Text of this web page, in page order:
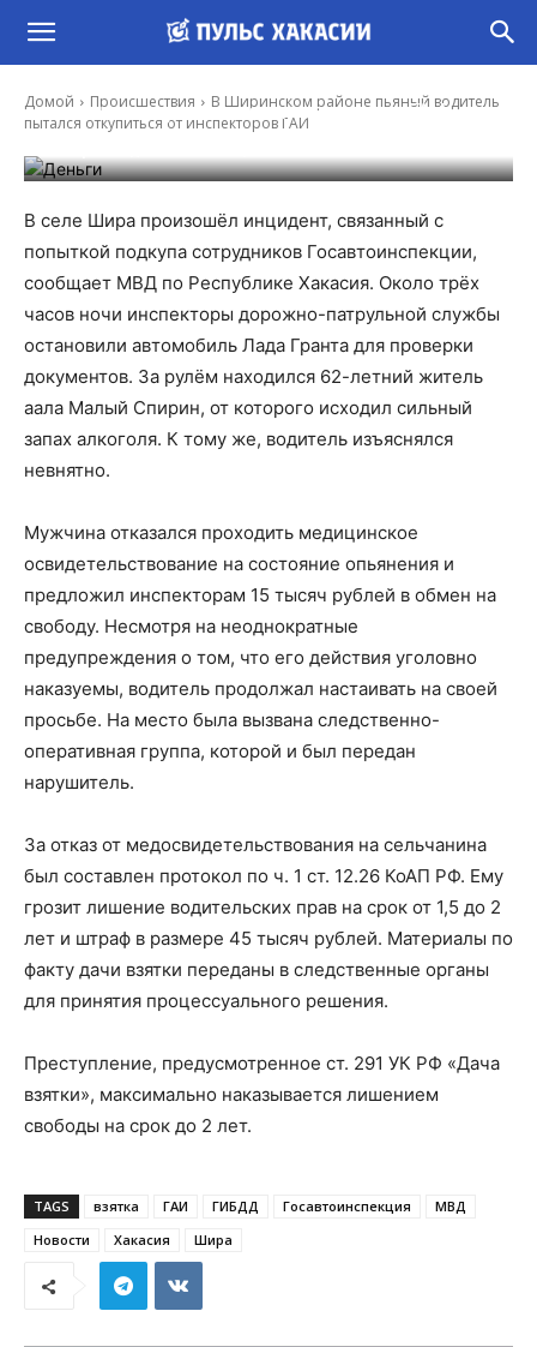
Домой Происшествия
В Ширинском районе пьяный водитель
пытался откупиться от инспекторов ГАИ
пытался откупиться от инспекторов ГАИ
В селе Шира произошёл инцидент, связанный с
попыткой подкупа сотрудников Госавтоинспекции,
сообщает МВД по Республике Хакасия. Около трёх
часов ночи инспекторы дорожно-патрульной службы
остановили автомобиль Лада Гранта для проверки
документов. За рулём находился 62-летний житель
аала Малый Спирин, от которого исходил сильный
запах алкоголя. К тому же, водитель изъяснялся
невнятно.
Мужчина отказался проходить медицинское
освидетельствование на состояние опьянения и
предложил инспекторам 15 тысяч рублей в обмен на
свободу. Несмотря на неоднократные
предупреждения о том, что его действия уголовно
наказуемы, водитель продолжал настаивать на своей
просьбе. На место была вызвана следственно-
оперативная группа, которой и был передан
нарушитель.
За отказ от медосвидетельствования на сельчанина
был составлен протокол по ч. 1 ст. 12.26 КоАП РФ. Ему
грозит лишение водительских прав на срок от 1,5 до 2
лет и штраф в размере 45 тысяч рублей. Материалы по
факту дачи взятки переданы в следственные органы
для принятия процессуального решения.
Преступление, предусмотренное ст. 291 УК РФ «Дача
взятки», максимально наказывается лишением
свободы на срок до 2 лет.
TAGS взятка ГАИ ГИБДД Госавтоинспекция
МВД
Новости
Хакасия Шира